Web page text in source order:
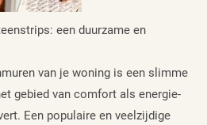
een duurzame en
van je woning is een slimme
gebied van comfort als energie-
Een populaire en veelzijdige